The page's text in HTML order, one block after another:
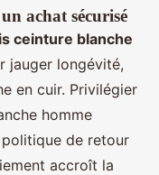
achat sécurisé
ceinture blanche
jauger longévité,
en cuir. Privilégier
homme
de retour
accroît la